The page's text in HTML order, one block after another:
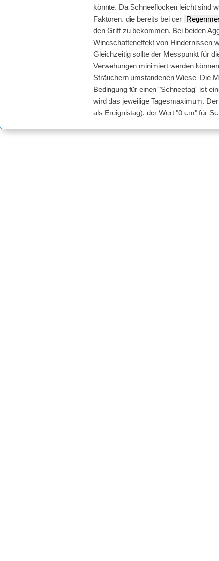
könnte. Da Schneeflocken leicht sind
Faktoren, die bereits bei der
den Griff zu bekommen. Bei beiden
Windschatteneffekt von Hindernissen
Gleichzeitig sollte der Messpunkt für
Verwehungen minimiert werden
Sträuchern umstandenen Wiese. Die
Bedingung für einen "Schneetag" ist
wird das jeweilige Tagesmaximum.
als Ereignistag), der Wert "0 cm" für